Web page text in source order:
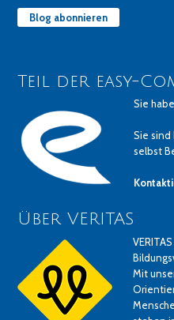
Blog abonnieren
Teil der easy-
Sie
Sie sind
selbst
Über VERITAS
Mit